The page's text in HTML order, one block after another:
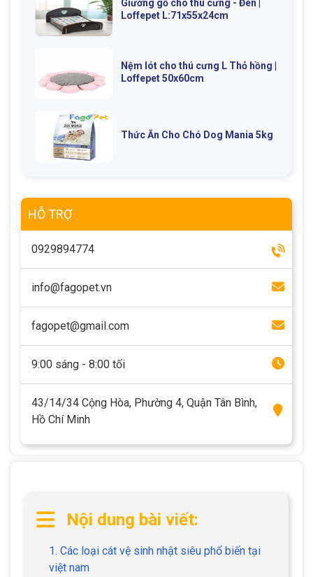
Nội dung bài viết:
1. Các loại cát vệ sinh nhật siêu phổ biến tại
việt nam
Giường gỗ cho thú cưng - Đen |
Loffepet L:71x55x24cm
Nệm lót cho thú cưng L Thỏ hồng |
Loffepet 50x60cm
Thức Ăn Cho Chó Dog Mania 5kg
HỖ TRỢ
0929894774
info@fagopet.vn
fagopet@gmail.com
9:00 sáng - 8:00 tối
43/14/34 Cộng Hòa, Phường 4, Quận Tân Bình,
Hồ Chí Minh